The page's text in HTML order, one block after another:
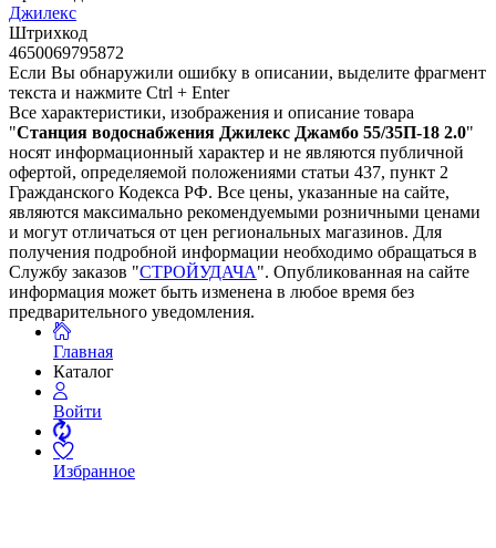
Джилекс
Штрихкод
4650069795872
Если Вы обнаружили ошибку в описании, выделите фрагмент
текста и нажмите Ctrl + Enter
Все характеристики, изображения и описание товара
"Станция водоснабжения Джилекс Джамбо 55/35П-18 2.0"
носят информационный характер и не являются публичной
офертой, определяемой положениями статьи 437, пункт 2
Гражданского Кодекса РФ. Все цены, указанные на сайте,
являются максимально рекомендуемыми розничными ценами
и могут отличаться от цен региональных магазинов. Для
получения подробной информации необходимо обращаться в
Службу заказов "СТРОЙУДАЧА". Опубликованная на сайте
информация может быть изменена в любое время без
предварительного уведомления.
Главная
Каталог
Войти
Избранное